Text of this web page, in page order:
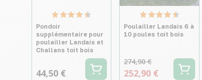
Pondoir
supplémentaire pour
poulailler Landais et
Challans toit bois
44,50 €
Poulailler Landais 6 à
10 poules toit bois
274,90 €
252,90 €